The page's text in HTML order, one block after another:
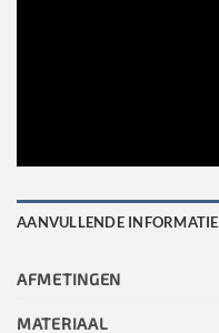
AANVULLENDE INFORMATIE
AFMETINGEN
MATERIAAL